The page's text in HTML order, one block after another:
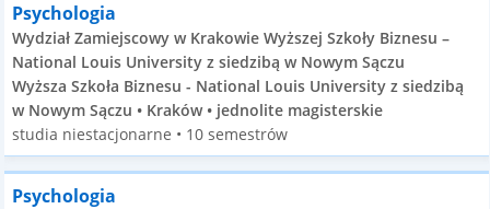
Psychologia
Wydział Zamiejscowy w Krakowie Wyższej Szkoły Biznesu –
National Louis University z siedzibą w Nowym Sączu
Wyższa Szkoła Biznesu - National Louis University z siedzibą
w Nowym Sączu • Kraków • jednolite magisterskie
studia niestacjonarne • 10 semestrów
Psychologia